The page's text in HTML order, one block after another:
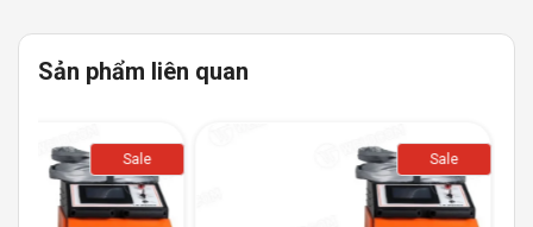
Sản phẩm liên quan
Sale Sale